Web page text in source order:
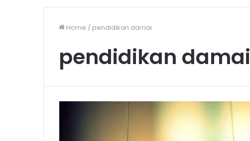
Home / pendidikan damai
pendidikan damai